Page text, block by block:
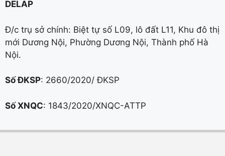
DELAP
Đ/c trụ sở chính: Biệt tự số L09, lô đất L11, Khu đô thị
mới Dương Nội, Phường Dương Nội, Thành phố Hà
Nội.
Số ĐKSP: 2660/2020/ ĐKSP
Số XNQC: 1843/2020/XNQC-ATTP